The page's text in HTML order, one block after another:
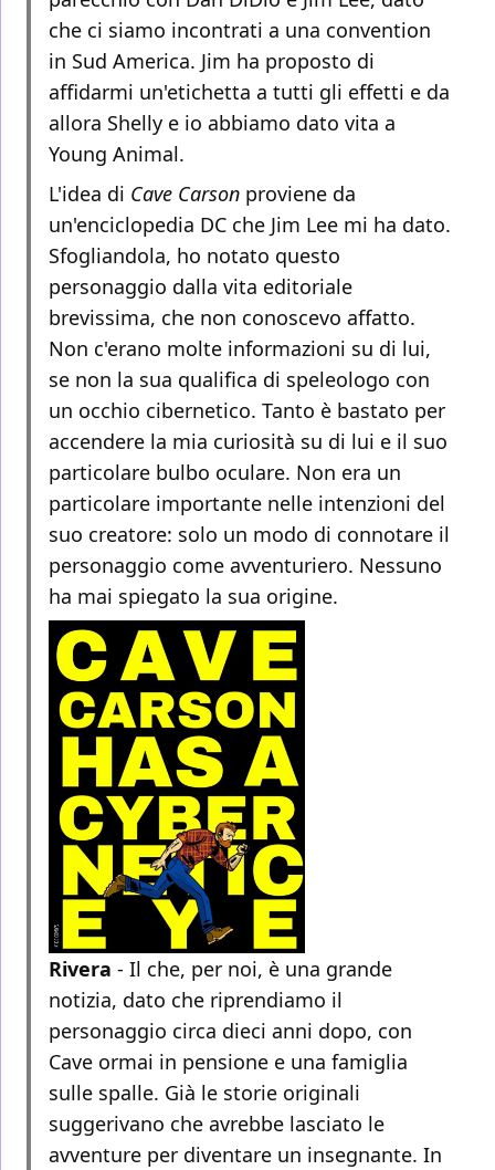
che ci siamo incontrati a una convention
in Sud America. Jim ha proposto di
affidarmi un'etichetta a tutti gli effetti e da
allora Shelly e io abbiamo dato vita a
Young Animal.
L'idea di Cave Carson proviene da
un'enciclopedia DC che Jim Lee mi ha dato.
Sfogliandola, ho notato questo
personaggio dalla vita editoriale
brevissima, che non conoscevo affatto.
Non c'erano molte informazioni su di lui,
se non la sua qualifica di speleologo con
un occhio cibernetico. Tanto è bastato per
accendere la mia curiosità su di lui e il suo
particolare bulbo oculare. Non era un
particolare importante nelle intenzioni del
suo creatore: solo un modo di connotare il
personaggio come avventuriero. Nessuno
ha mai spiegato la sua origine.
Rivera - Il che, per noi, è una grande
notizia, dato che riprendiamo il
personaggio circa dieci anni dopo, con
Cave ormai in pensione e una famiglia
sulle spalle. Già le storie originali
suggerivano che avrebbe lasciato le
avventure per diventare un insegnante. In